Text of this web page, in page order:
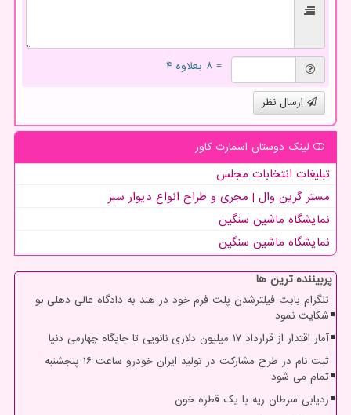
= ۸ بعلاوه ۴
ارسال نظر
لینک دوستان اسمارت كاور
تبلیغات انتخابات مجلس
مستر گرین وال | مجری و طراح انواع دیوار سبز
نمایشگاه ماشین سنگین
نمایشگاه ماشین سنگین
پربیننده ترین ها
تلگرام بابت فیلترشدن پلت فرم خود در هند به دادگاه عالی دهلی نو
شکایت نمود
آمار اقتدار از قرارداد ۱۷ میلیون دلاری نانویی تا جایگاه چهارمی دنیا
ثبت نام در طرح مشارکت در تولید ایران خودرو ساعت ۱۶ پنجشنبه
تمام می شود
ردیابی سرطان ریه با یک قطره خون